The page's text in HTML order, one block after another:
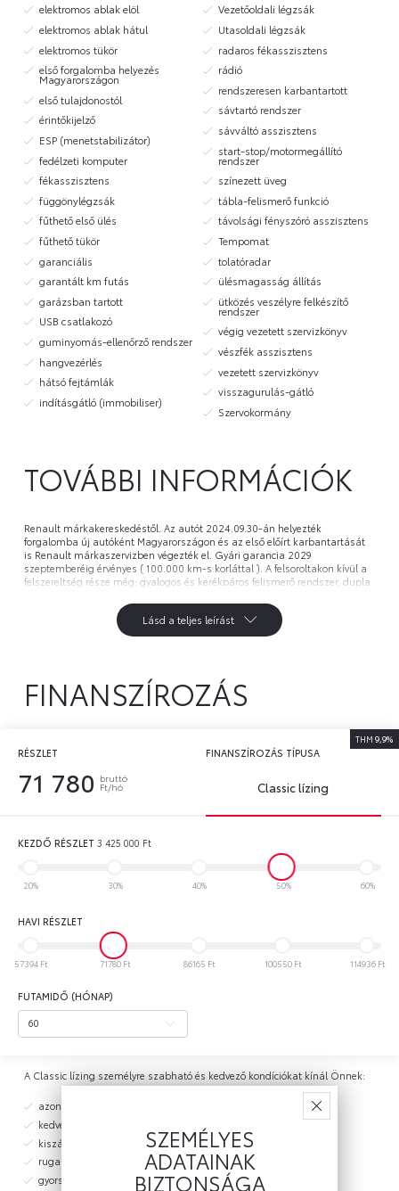
elektromos ablak elöl
elektromos ablak hátul
elektromos tükör
első forgalomba helyezés
Magyarországon
első tulajdonostól
érintőkijelző
ESP (menetstabilizátor)
fedélzeti komputer
fékasszisztens
függönylégzsák
fűthető első ülés
fűthető tükör
garanciális
garantált km futás
garázsban tartott
USB csatlakozó
guminyomás-ellenőrző rendszer
hangvezérlés
hátsó fejtámlák
indításgátló (immobiliser)
Vezetőoldali légzsák
Utasoldali légzsák
radaros fékasszisztens
rádió
rendszeresen karbantartott
sávtartó rendszer
sávváltó asszisztens
start-stop/motormegállító
rendszer
színezett üveg
tábla-felismerő funkció
távolsági fényszóró asszisztens
Tempomat
tolatóradar
ülésmagasság állítás
ütközés veszélyre felkészítő
rendszer
végig vezetett szervizkönyv
vészfék asszisztens
vezetett szervizkönyv
visszagurulás-gátló
Szervokormány
TOVÁBBI INFORMÁCIÓK
Renault márkakereskedéstől. Az autót 2024.09.30-án helyezték
forgalomba új autóként Magyarországon és az első előírt karbantartását
is Renault márkaszervizben végezték el. Gyári garancia 2029
szeptemberéig érvényes ( 100.000 km-s korláttal ). A felsoroltakon kívül a
felszereltség része még: gyalogos és kerékpáros felismerő rendszer, dupla
jobb első ülésnél stb. A hirdetett árban a nyári mellett téli gumi szettet is
adunk az autóhoz alufelnire szerelve valamint elvégezzük a második éves
karbantartást is. Alvázszám: VF1RJB00273455777
Lásd a teljes leírást
FINANSZÍROZÁS
RÉSZLET
71 780 bruttó
Ft/hó
THM9,9%
FINANSZÍROZÁS TÍPUSA
Classic lízing
KEZDŐ RÉSZLET 3 425 000 Ft
20% 30% 40% 50% 60%
HAVI RÉSZLET
57394 Ft 71780 Ft 86165 Ft 100550 Ft 114936 Ft
FUTAMIDŐ (HÓNAP)
A Classic lízing személyre szabható és kedvező kondíciókat kínál Önnek:
azonos kondíciók maximum 12 éves használt autókra
kedvező THM 9,5%-tól
kiszámítható, forint alapú finanszírozás
rugalmas futamidő - 24 és 84 hónap között
gyors hitelbírálat
SZEMÉLYES
ADATAINAK
BIZTONSÁGA